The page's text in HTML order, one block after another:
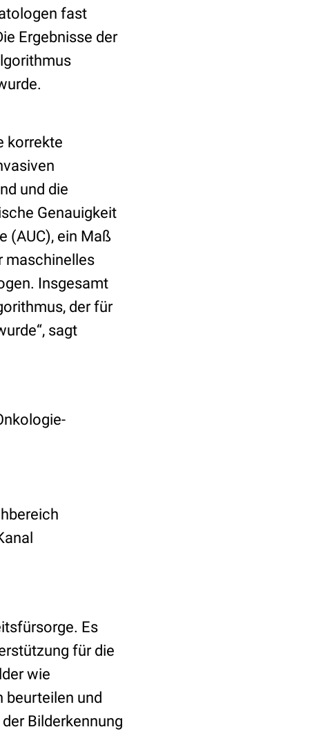
fast
Ergebnisse der
korrekte
und die
Genauigkeit
(AUC), ein Maß
maschinelles
Insgesamt
der für
sagt
Es
für die
wie
beurteilen und
Bilderkennung